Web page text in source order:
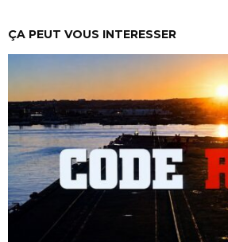
ÇA PEUT VOUS INTERESSER